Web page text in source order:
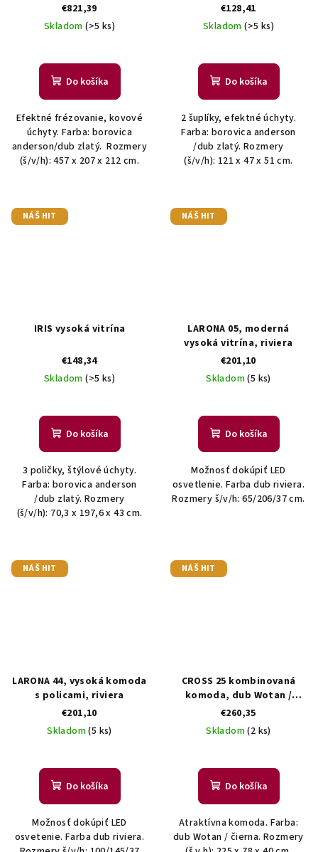
€821,39
Skladom(>5 ks)
Do košíka
Efektné frézovanie, kovové
úchyty. Farba: borovica
anderson/dub zlatý. Rozmery
(š/v/h): 457 x 207 x 212 cm.
€128,41
Skladom(>5 ks)
Do košíka
2 šuplíky, efektné úchyty.
Farba: borovica anderson
/dub zlatý. Rozmery
(š/v/h): 121 x 47 x 51 cm.
NÁŠ HIT
IRIS vysoká vitrína
€148,34
Skladom(>5 ks)
Do košíka
3 poličky, štýlové úchyty.
Farba: borovica anderson
/dub zlatý. Rozmery
(š/v/h): 70,3 x 197,6 x 43 cm.
NÁŠ HIT
LARONA 05, moderná
vysoká vitrína, riviera
€201,10
Skladom(5 ks)
Do košíka
Možnosť dokúpiť LED
osvetlenie. Farba dub riviera.
Rozmery š/v/h: 65/206/37 cm.
NÁŠ HIT
LARONA 44, vysoká komoda
s policami, riviera
€201,10
Skladom(5 ks)
Do košíka
Možnosť dokúpiť LED
osvetenie. Farba dub riviera.
NÁŠ HIT
CROSS 25 kombinovaná
komoda, dub Wotan /
čierna
€260,35
Skladom(2 ks)
Do košíka
Atraktívna komoda. Farba:
dub Wotan / čierna. Rozmery